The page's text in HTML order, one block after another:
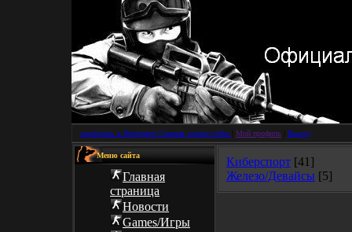
заработать в Интернете Главная counter strike Мой профиль Выход
Меню сайта
Главная
страница
Новости
Games/Игры
Киберспорт [41]
Железо/Девайсы [5]